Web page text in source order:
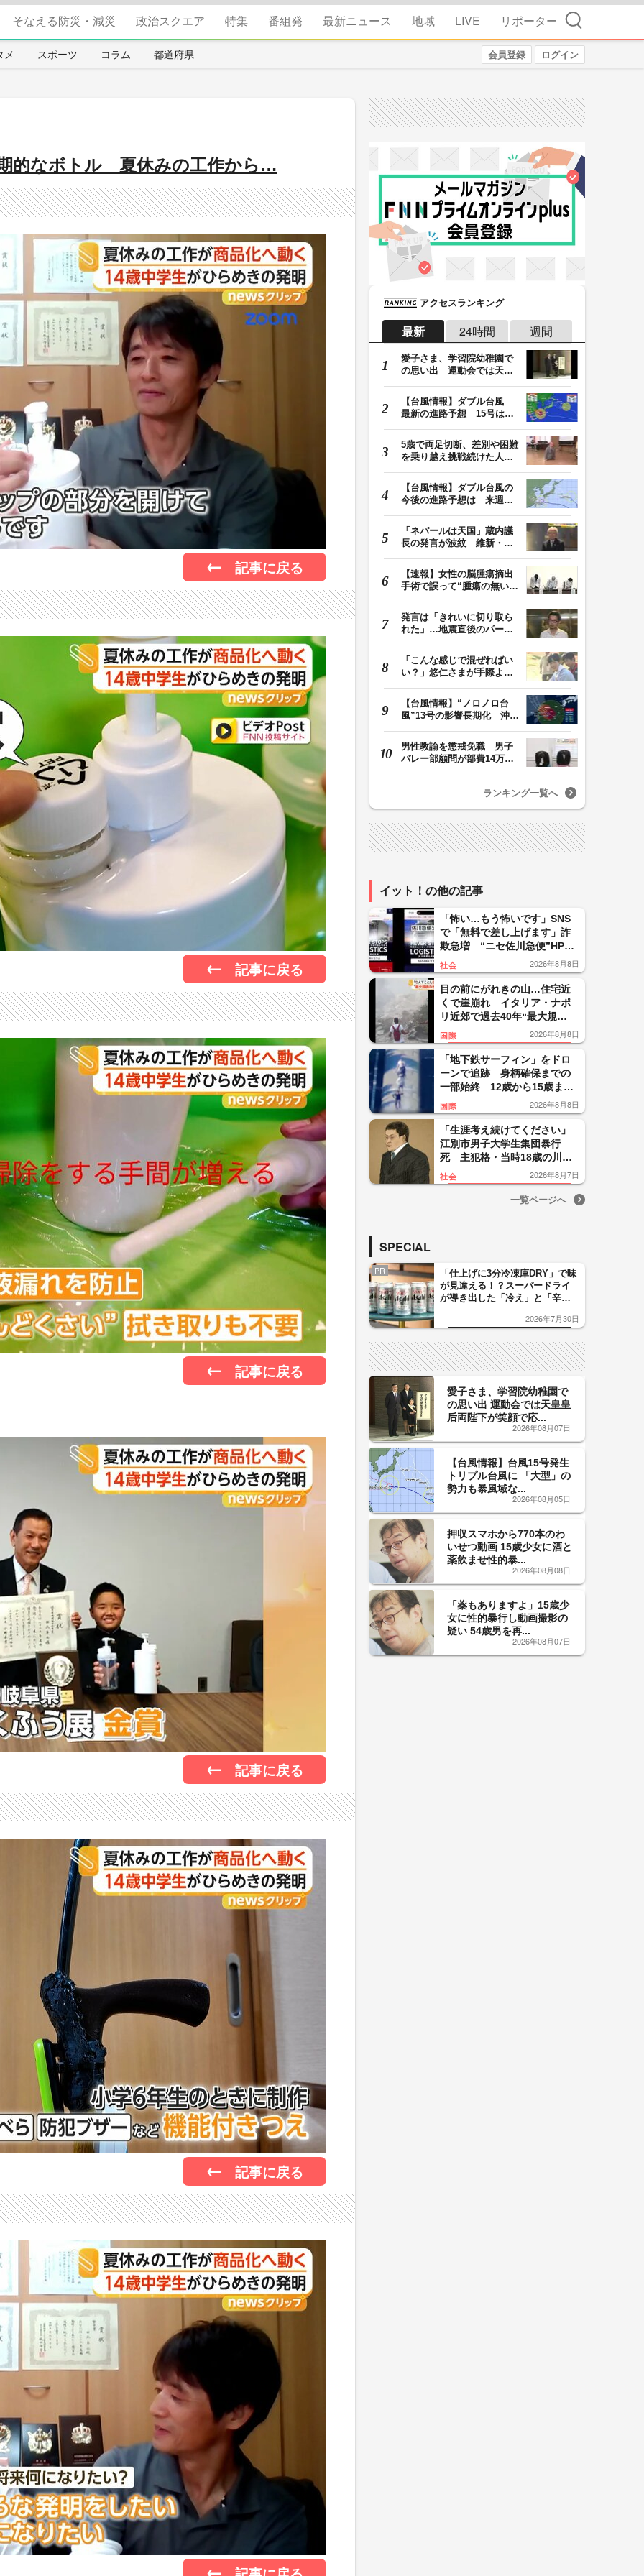
そなえる防災・減災 政治スクエア 特集 番組発 最新ニュース 地域 LIVE リポーター 検索
メ スポーツ コラム 都道府県 会員登録 ログイン
的なボトル 夏休みの工作から…
記事に戻る
記事に戻る
記事に戻る
記事に戻る
記事に戻る
アクセスランキング
最新 24時間 週間
愛子さま、学習院幼稚園で
の思い出 運動会では天皇
【台風情報】ダブル台風
最新の進路予想 15号は北
5歳で両足切断、差別や困難
を乗り越え挑戦続けた人
【台風情報】ダブル台風の
今後の進路予想は 来週、
「ネパールは天国」蔵内議
長の発言が波紋 維新・吉
【速報】女性の脳腫瘍摘出
手術で誤って“腫瘍の無い部
発言は「きれいに切り取ら
れた」…地震直後のパーテ
「こんな感じで混ぜればい
い？」悠仁さまが手際よく
【台風情報】“ノロノロ台
風”13号の影響長期化 沖縄
男性教諭を懲戒免職 男子
バレー部顧問が部費14万円
ランキング一覧へ
イット！の他の記事
「怖い…もう怖いです」SNS
で「無料で差し上げます」詐
欺急増 “ニセ佐川急便”HPに
誘導、個人情報要求 佐川急
便「断じて許されない」怒り
社会 2026年8月8日
目の前にがれきの山…住宅近
くで崖崩れ イタリア・ナポ
リ近郊で過去40年“最大規
模”地震 26人負傷300人避難
国際 2026年8月8日
「地下鉄サーフィン」をドロ
ーンで追跡 身柄確保までの
一部始終 12歳から15歳まで
の少年5人を逮捕 ニューヨー
ク
国際 2026年8月8日
「生涯考え続けてください」
江別市男子大学生集団暴行
死 主犯格・当時18歳の川口
侑斗被告に無期懲役の判決
「理不尽以外の何ものでもな
社会 2026年8月7日
一覧ページへ
SPECIAL
PR
「仕上げに3分冷凍庫DRY」で味
が見違える！？スーパードライ
が導き出した「冷え」と「辛
した「辛口カーブ」が飲み頃の
2026年7月30日
愛子さま、学習院幼稚園で
の思い出 運動会では天皇皇
后両陛下が笑顔で応...
2026年08月07日
【台風情報】台風15号発生
トリプル台風に 「大型」の
勢力も暴風域な...
2026年08月05日
押収スマホから770本のわ
いせつ動画 15歳少女に酒と
薬飲ませ性的暴...
2026年08月08日
「薬もありますよ」15歳少
女に性的暴行し動画撮影の
疑い 54歳男を再...
2026年08月07日